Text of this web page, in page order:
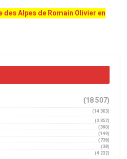
des Alpes de Romain Olivier en
(18 507)
(14 303)
(3 352)
(390)
(149)
(738)
(38)
(4 232)